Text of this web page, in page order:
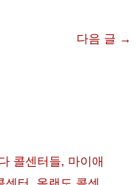
다음 글 →